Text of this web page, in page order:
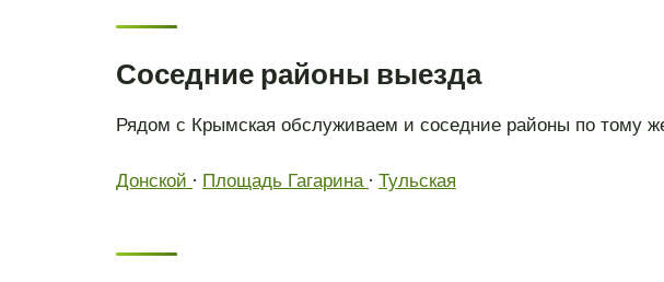
Соседние районы выезда
Рядом с Крымская обслуживаем и соседние районы по тому
Донской · Площадь Гагарина · Тульская